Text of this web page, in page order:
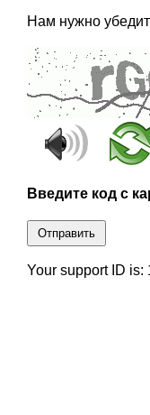
Нам нужно
Введите код с
Отправить
Your support ID is: